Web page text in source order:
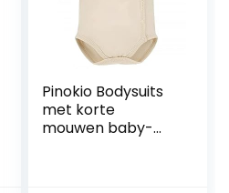
Pinokio Bodysuits
met korte
mouwen baby-